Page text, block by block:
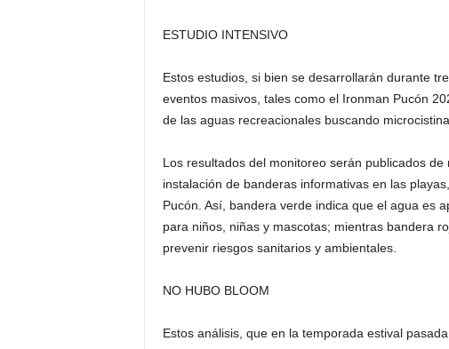
ESTUDIO INTENSIVO
Estos estudios, si bien se desarrollarán durante
eventos masivos, tales como el Ironman Pucón
de las aguas recreacionales buscando microcistina
Los resultados del monitoreo serán publicados
instalación de banderas informativas en las
Pucón. Así, bandera verde indica que el agua es
para niños, niñas y mascotas; mientras bandera
prevenir riesgos sanitarios y ambientales.
NO HUBO BLOOM
Estos análisis, que en la temporada estival